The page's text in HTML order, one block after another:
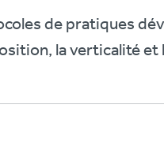
de pratiques
la verticalité